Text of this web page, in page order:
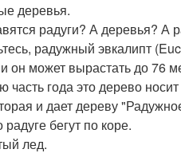
деревья.
радуги? А деревья? А
радужный эвкалипт
он может вырастать до 76
часть года это дерево
и дает дереву
бегут по коре.
лед.